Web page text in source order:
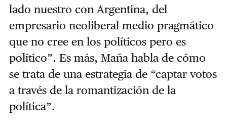
lado nuestro con Argentina, del
empresario neoliberal medio pragmático
que no cree en los políticos pero es
político”. Es más, Maña habla de cómo
se trata de una estrategia de “captar votos
a través de la romantización de la
política”.